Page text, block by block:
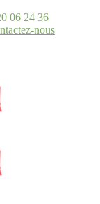
06 24 36
nous